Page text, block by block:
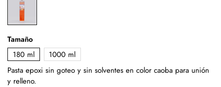
Tamaño
180 ml
1000 ml
Pasta epoxi sin goteo y sin solventes en color caoba para unión
y relleno.